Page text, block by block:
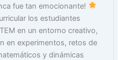
fue tan emocionante!
los estudiantes
en un entorno creativo,
en experimentos, retos de
y dinámicas